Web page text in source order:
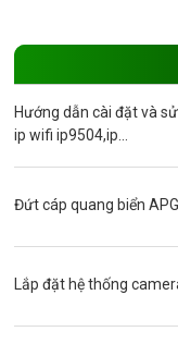
Máy bộ đàm
Bảng giá
Phụ kiện camera
Hướng dẫn cài đặt và
ip wifi ip9504,ip...
Đứt cáp quang biển
Lắp đặt hệ thống